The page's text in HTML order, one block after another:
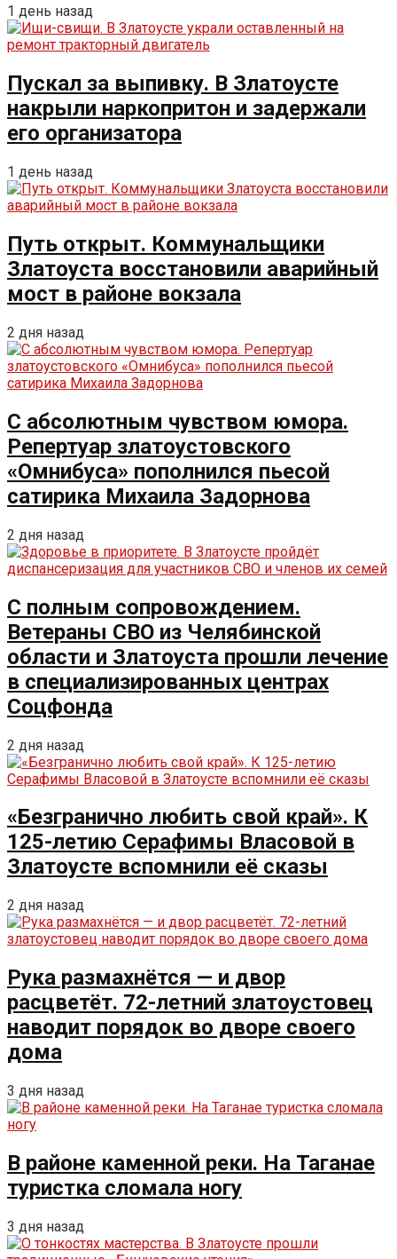
1 день назад
Пускал за выпивку. В Златоусте
накрыли наркопритон и задержали
его организатора
1 день назад
Путь открыт. Коммунальщики
Златоуста восстановили аварийный
мост в районе вокзала
2 дня назад
С абсолютным чувством юмора.
Репертуар златоустовского
«Омнибуса» пополнился пьесой
сатирика Михаила Задорнова
2 дня назад
С полным сопровождением.
Ветераны СВО из Челябинской
области и Златоуста прошли лечение
в специализированных центрах
Соцфонда
2 дня назад
«Безгранично любить свой край». К
125-летию Серафимы Власовой в
Златоусте вспомнили её сказы
2 дня назад
Рука размахнётся — и двор
расцветёт. 72-летний златоустовец
наводит порядок во дворе своего
дома
3 дня назад
В районе каменной реки. На Таганае
туристка сломала ногу
3 дня назад